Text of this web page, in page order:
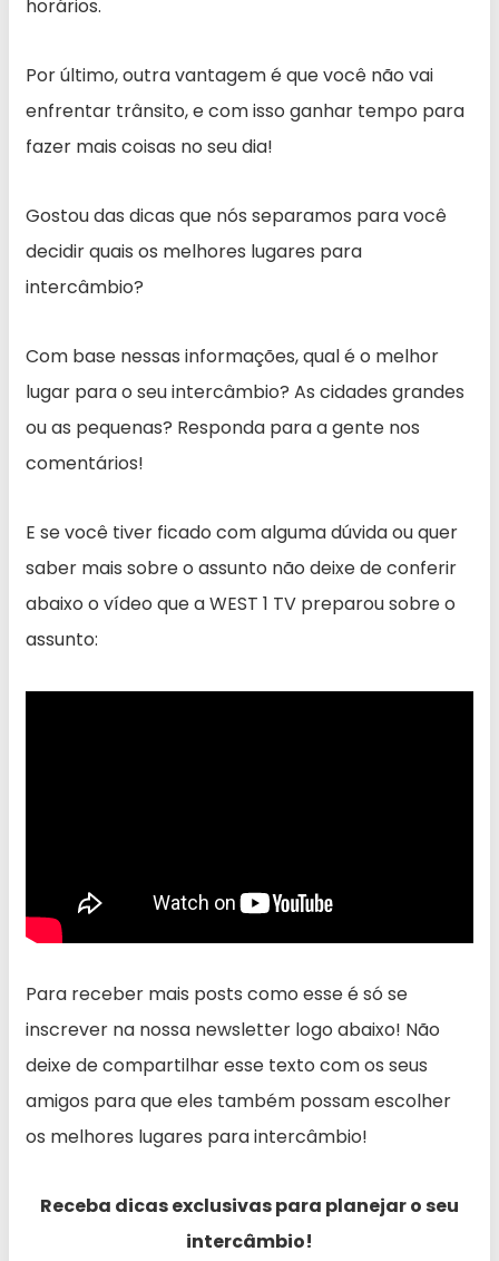
horários.
Por último, outra vantagem é que você não vai
enfrentar trânsito, e com isso ganhar tempo para
fazer mais coisas no seu dia!
Gostou das dicas que nós separamos para você
decidir quais os melhores lugares para
intercâmbio?
Com base nessas informações, qual é o melhor
lugar para o seu intercâmbio? As cidades grandes
ou as pequenas? Responda para a gente nos
comentários!
E se você tiver ficado com alguma dúvida ou quer
saber mais sobre o assunto não deixe de conferir
abaixo o vídeo que a WEST 1 TV preparou sobre o
assunto:
Para receber mais posts como esse é só se
inscrever na nossa newsletter logo abaixo! Não
deixe de compartilhar esse texto com os seus
amigos para que eles também possam escolher
os melhores lugares para intercâmbio!
Receba dicas exclusivas para planejar o seu
intercâmbio!